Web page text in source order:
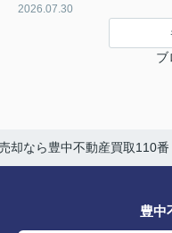
2026.07.30
ブ
却なら豊中不動産買取110番
豊中